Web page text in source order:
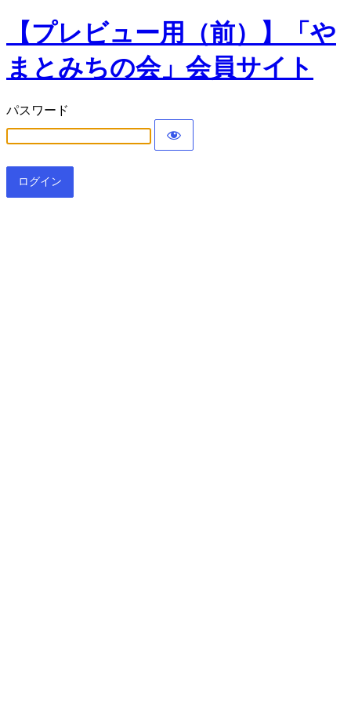
【プレビュー用（前）】「や
まとみちの会」会員サイト
パスワード